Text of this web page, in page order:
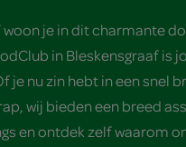
woon je in dit charmante
in Bleskensgraaf is
je nu zin hebt in een snel
wij bieden een breed
en ontdek zelf waarom